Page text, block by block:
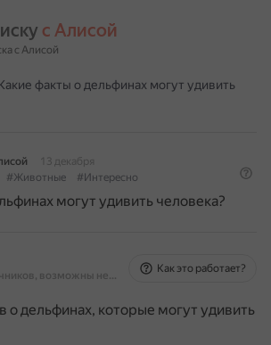
с Алисой
с Алисой
факты о дельфинах могут удивить
13 декабря
#Животные #Интересно
могут удивить человека?
На основе источников, возможны неточности
Как это работает?
о дельфинах, которые могут удивить